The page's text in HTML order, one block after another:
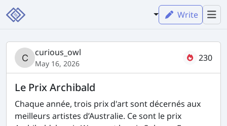
Write
curious_owl
May 16, 2026
230
Le Prix Archibald
Chaque année, trois prix d'art sont décernés aux
meilleurs artistes d’Australie. Ce sont le prix